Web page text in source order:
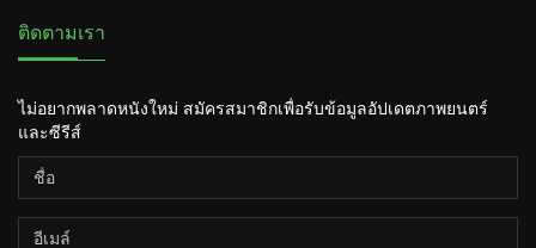
ติดตามเรา
ไม่อยากพลาดหนังใหม่ สมัครสมาชิกเพื่อรับข้อมูลอัปเดตภาพยนตร์
และซีรีส์